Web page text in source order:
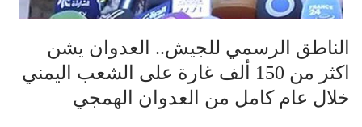
الناطق الرسمي للجيش.. العدوان يشن
اكثر من 150 ألف غارة على الشعب اليمني
خلال عام كامل من العدوان الهمجي